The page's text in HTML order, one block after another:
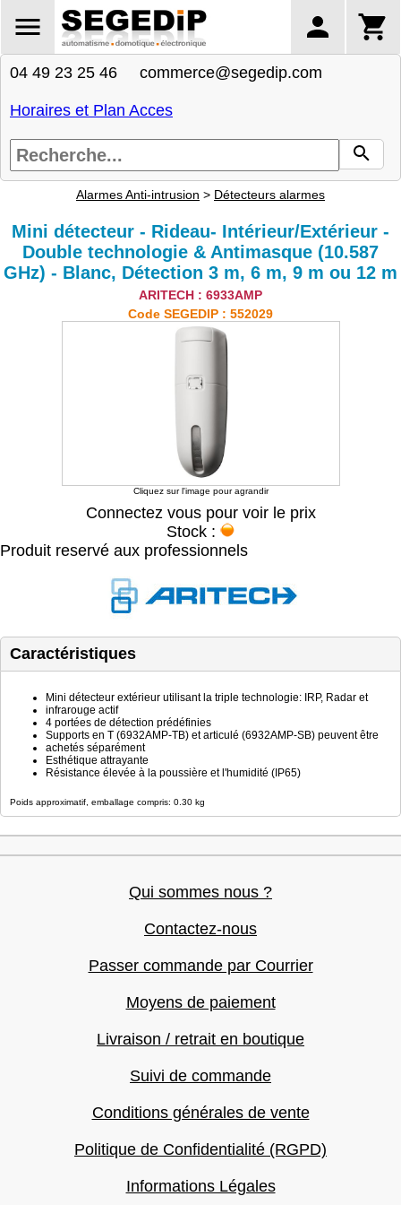
04 49 23 25 46 commerce@segedip.com
Horaires et Plan Acces
Alarmes Anti-intrusion > Détecteurs alarmes
Mini détecteur - Rideau- Intérieur/Extérieur -
Double technologie & Antimasque (10.587
GHz) - Blanc, Détection 3 m, 6 m, 9 m ou 12 m
ARITECH : 6933AMP
Code SEGEDIP : 552029
Cliquez sur l'image pour agrandir
Connectez vous pour voir le prix
Stock :
Produit reservé aux professionnels
Caractéristiques
Mini détecteur extérieur utilisant la triple technologie: IRP, Radar et
infrarouge actif
4 portées de détection prédéfinies
Supports en T (6932AMP-TB) et articulé (6932AMP-SB) peuvent être
achetés séparément
Esthétique attrayante
Résistance élevée à la poussière et l'humidité (IP65)
Poids approximatif, emballage compris: 0.30 kg
Qui sommes nous ?
Contactez-nous
Passer commande par Courrier
Moyens de paiement
Livraison / retrait en boutique
Suivi de commande
Conditions générales de vente
Politique de Confidentialité (RGPD)
Informations Légales